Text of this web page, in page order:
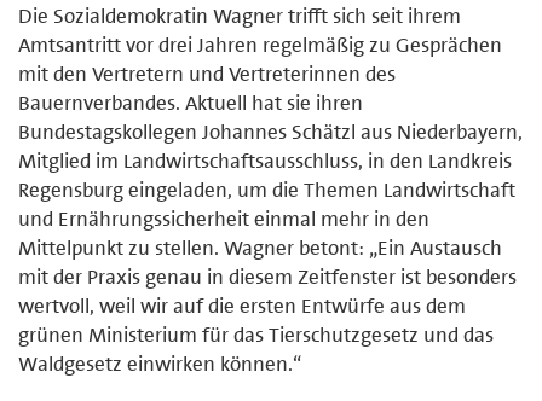
Die Sozialdemokratin Wagner trifft sich seit ihrem
Amtsantritt vor drei Jahren regelmäßig zu Gesprächen
mit den Vertretern und Vertreterinnen des
Bauernverbandes. Aktuell hat sie ihren
Bundestagskollegen Johannes Schätzl aus Niederbayern,
Mitglied im Landwirtschaftsausschluss, in den Landkreis
Regensburg eingeladen, um die Themen Landwirtschaft
und Ernährungssicherheit einmal mehr in den
Mittelpunkt zu stellen. Wagner betont: „Ein Austausch
mit der Praxis genau in diesem Zeitfenster ist besonders
wertvoll, weil wir auf die ersten Entwürfe aus dem
grünen Ministerium für das Tierschutzgesetz und das
Waldgesetz einwirken können.“